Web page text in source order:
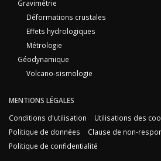
Gravimétrie
Déformations crustales
Effets hydrologiques
Métrologie
Géodynamique
Volcano-sismologie
MENTIONS LÉGALES
Conditions d'utilisation
Utilisations des
Politique de données
Clause de non-
Politique de confidentialité